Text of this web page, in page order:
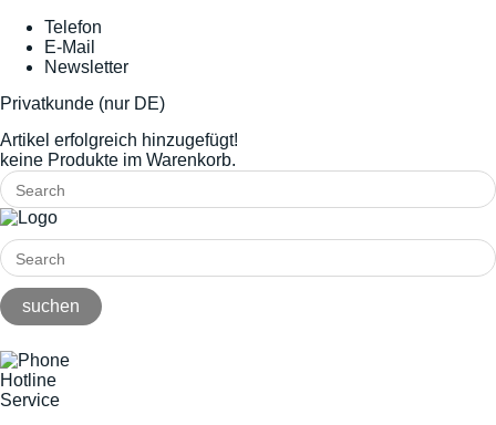
Telefon
E-Mail
Newsletter
Privatkunde (nur DE)
Artikel erfolgreich hinzugefügt!
keine Produkte im Warenkorb.
Hotline
Service